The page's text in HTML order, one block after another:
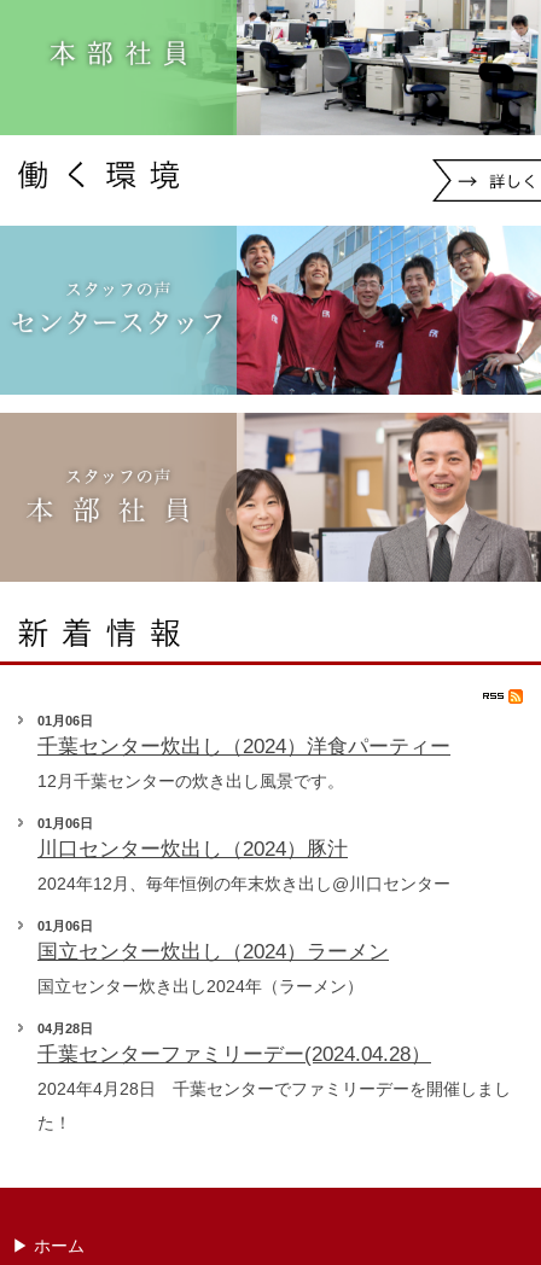
01月06日
千葉センター炊出し（2024）洋食パーティー
12月千葉センターの炊き出し風景です。
01月06日
川口センター炊出し（2024）豚汁
2024年12月、毎年恒例の年末炊き出し@川口センター
01月06日
国立センター炊出し（2024）ラーメン
国立センター炊き出し2024年（ラーメン）
04月28日
千葉センターファミリーデー(2024.04.28）
2024年4月28日 千葉センターでファミリーデーを開催しまし
た！
▶︎ ホーム